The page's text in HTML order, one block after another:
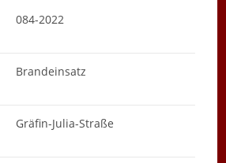
084-2022
Brandeinsatz
Gräfin-Julia-Straße